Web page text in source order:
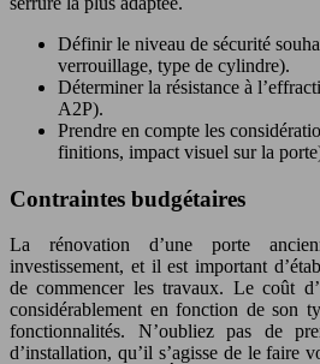
Définir le niveau de sécurité
verrouillage, type de cylindre).
Déterminer la résistance à
A2P).
Prendre en compte les
finitions, impact visuel sur la
Contraintes budgétaires
La rénovation d’une porte
investissement, et il est important
de commencer les travaux. Le coût
considérablement en fonction de son
fonctionnalités. N’oubliez pas de
d’installation, qu’il s’agisse de le faire